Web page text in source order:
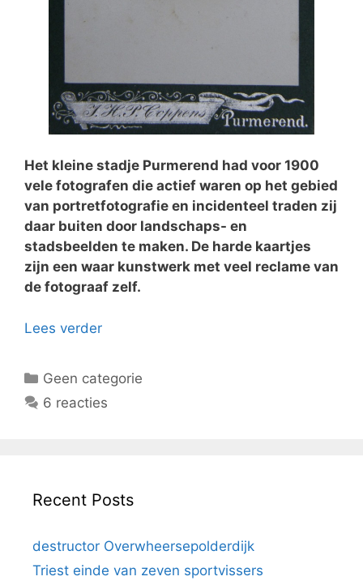
Het kleine stadje Purmerend had voor 1900
vele fotografen die actief waren op het gebied
van portretfotografie en incidenteel traden zij
daar buiten door landschaps- en
stadsbeelden te maken. De harde kaartjes
zijn een waar kunstwerk met veel reclame van
de fotograaf zelf.
Lees verder
Categorieën
Geen categorie
6 reacties
Recent Posts
destructor Overwheersepolderdijk
Triest einde van zeven sportvissers